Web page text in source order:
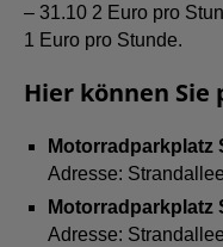
– 31.10 2 Euro pro
1 Euro pro Stunde.
Hier können Sie
Motorradparkplatz
Adresse:
Motorradparkplatz
Adresse: